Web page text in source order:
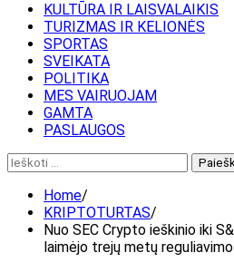
KULTŪRA IR LAISVALAIKIS
TURIZMAS IR KELIONĖS
SPORTAS
SVEIKATA
POLITIKA
MES VAIRUOJAM
GAMTA
PASLAUGOS
Ieškoti:
Home
KRIPTOTURTAS
Nuo SEC Crypto ieškinio iki
laimėjo trejų metų